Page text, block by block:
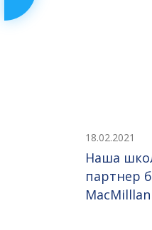
18.02.2021
Наша
партнер